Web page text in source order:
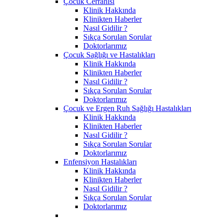
Klinik Hakkında
Klinikten Haberler
Nasıl Gidilir ?
Sıkça Sorulan Sorular
Doktorlarımız
Çocuk Sağlığı ve Hastalıkları
Klinik Hakkında
Klinikten Haberler
Nasıl Gidilir ?
Sıkça Sorulan Sorular
Doktorlarımız
Çocuk ve Ergen Ruh Sağlığı Hastalıkları
Klinik Hakkında
Klinikten Haberler
Nasıl Gidilir ?
Sıkça Sorulan Sorular
Doktorlarımız
Enfensiyon Hastalıkları
Klinik Hakkında
Klinikten Haberler
Nasıl Gidilir ?
Sıkça Sorulan Sorular
Doktorlarımız